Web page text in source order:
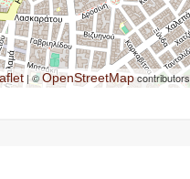
| ©OpenStreetMapcontributors